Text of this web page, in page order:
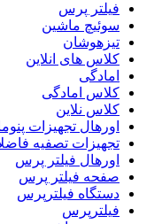
فیلتر پرس
سوئیچ ماشین
تیزهوشان
کلاس های انلاین
امادگی
کلاس امادگی
کلاس نلاین
اورهال تجهیزات
تجهیزات تصفیه
اورهال فیلتر پرس
صفحه فیلتر پرس
دستگاه فیلترپرس
فیلترپرس